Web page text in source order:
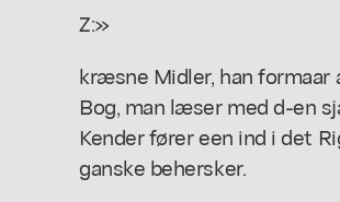
Z:»
kræsne Midler, han
Bog, man læser med d-en
Kender fører een ind i det
ganske behersker.